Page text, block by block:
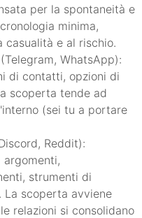
per la spontaneità e
minima,
casualità e al rischio.
WhatsApp):
di contatti, opzioni di
scoperta tende ad
(sei tu a portare
Reddit):
strumenti di
La scoperta avviene
relazioni si consolidano